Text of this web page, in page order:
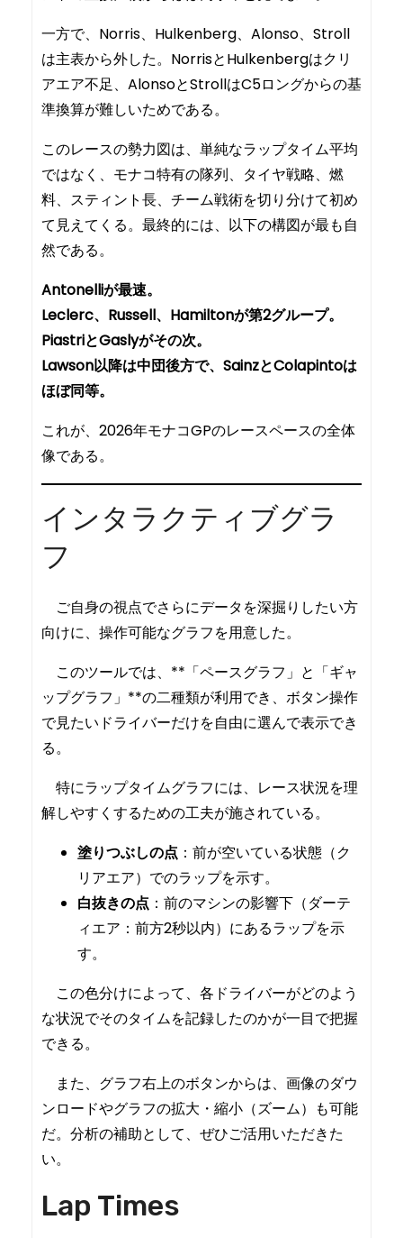
一方で、Norris、Hulkenberg、Alonso、Stroll
は主表から外した。NorrisとHulkenbergはクリ
アエア不足、AlonsoとStrollはC5ロングからの基
準換算が難しいためである。
このレースの勢力図は、単純なラップタイム平均
ではなく、モナコ特有の隊列、タイヤ戦略、燃
料、スティント長、チーム戦術を切り分けて初め
て見えてくる。最終的には、以下の構図が最も自
然である。
Antonelliが最速。
Leclerc、Russell、Hamiltonが第2グループ。
PiastriとGaslyがその次。
Lawson以降は中団後方で、SainzとColapintoは
ほぼ同等。
これが、2026年モナコGPのレースペースの全体
像である。
インタラクティブグラ
フ
ご自身の視点でさらにデータを深掘りしたい方
向けに、操作可能なグラフを用意した。
このツールでは、**「ペースグラフ」と「ギャ
ップグラフ」**の二種類が利用でき、ボタン操作
で見たいドライバーだけを自由に選んで表示でき
る。
特にラップタイムグラフには、レース状況を理
解しやすくするための工夫が施されている。
塗りつぶしの点 ：前が空いている状態（ク
リアエア）でのラップを示す。
白抜きの点 ：前のマシンの影響下（ダーテ
ィエア：前方2秒以内）にあるラップを示
す。
この色分けによって、各ドライバーがどのよう
な状況でそのタイムを記録したのかが一目で把握
できる。
また、グラフ右上のボタンからは、画像のダウ
ンロードやグラフの拡大・縮小（ズーム）も可能
だ。分析の補助として、ぜひご活用いただきた
い。
Lap Times